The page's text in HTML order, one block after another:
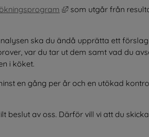
Länk till annan
som utgår från
ska du ändå upprätta ett
var du tar ut dem samt vad du
i köket.
en gång per år och en utökad
beslut av oss. Därför vill vi att du